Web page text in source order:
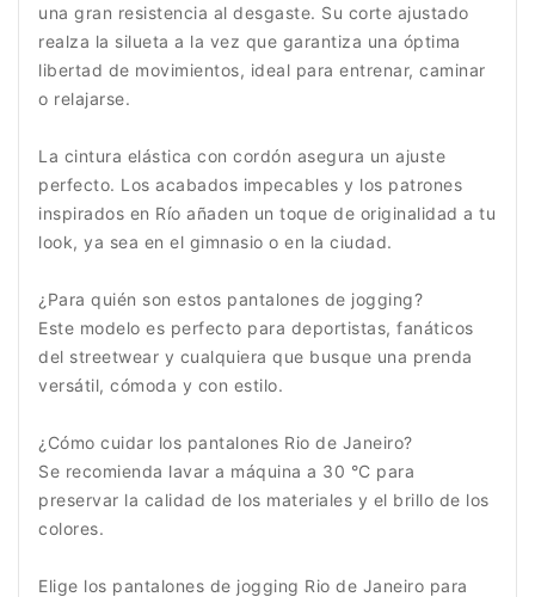
una gran resistencia al desgaste. Su corte ajustado
realza la silueta a la vez que garantiza una óptima
libertad de movimientos, ideal para entrenar, caminar
o relajarse.
La cintura elástica con cordón asegura un ajuste
perfecto. Los acabados impecables y los patrones
inspirados en Río añaden un toque de originalidad a tu
look, ya sea en el gimnasio o en la ciudad.
¿Para quién son estos pantalones de jogging?
Este modelo es perfecto para deportistas, fanáticos
del streetwear y cualquiera que busque una prenda
versátil, cómoda y con estilo.
¿Cómo cuidar los pantalones Rio de Janeiro?
Se recomienda lavar a máquina a 30 °C para
preservar la calidad de los materiales y el brillo de los
colores.
Elige los pantalones de jogging Rio de Janeiro para